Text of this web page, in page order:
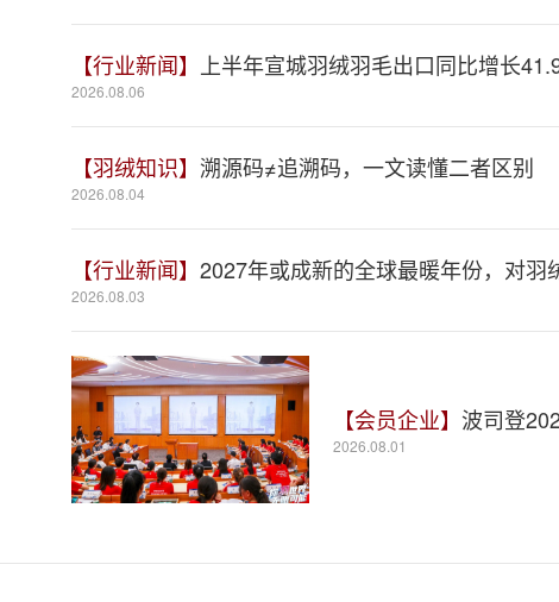
【行业新闻】 上半年宣城羽绒羽毛出口同比增长
2026.08.06
【羽绒知识】 溯源码≠追溯码，一文读懂二者区别
2026.08.04
【行业新闻】 2027年或成新的全球最暖年份，对羽
2026.08.03
【会员企业】 波司登
2026.08.01